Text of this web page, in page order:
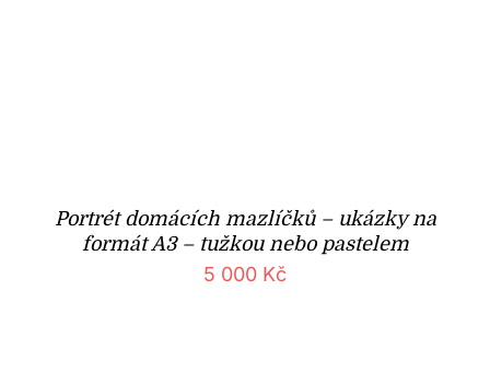
Portrét domácích mazlíčků – ukázky na
formát A3 – tužkou nebo pastelem
5 000 Kč